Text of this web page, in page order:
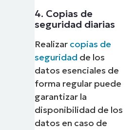
4. Copias de
seguridad diarias
Realizar copias de
seguridad de los
datos esenciales de
forma regular puede
garantizar la
disponibilidad de los
datos en caso de